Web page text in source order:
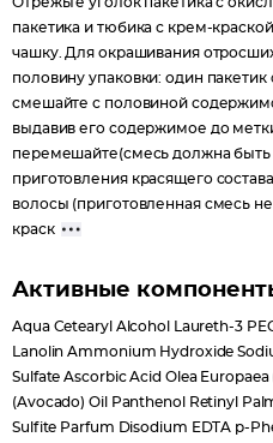
пакетика и тюбика с крем-
чашку. Для окрашивания
половину упаковки: один
смешайте с половиной
выдавив его содержимое до
перемешайте(смесь должна
приготовления красящего
волосы (приготовленная смесь
краск
Активные
Aqua Cetearyl Alcohol Laureth-3
Lanolin Ammonium Hydroxide
Sulfate Ascorbic Acid Olea
(Avocado) Oil Panthenol Retinyl
Sulfite Parfum Disodium EDTA p-